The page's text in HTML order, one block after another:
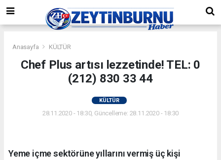
Anasayfa KÜLTÜR
Chef Plus artısı lezzetinde! TEL: 0
(212) 830 33 44
KÜLTÜR
28.11.2020 - 18:30, Güncelleme: 28.11.2020 - 18:30
Yeme içme sektörüne yıllarını vermiş üç kişi